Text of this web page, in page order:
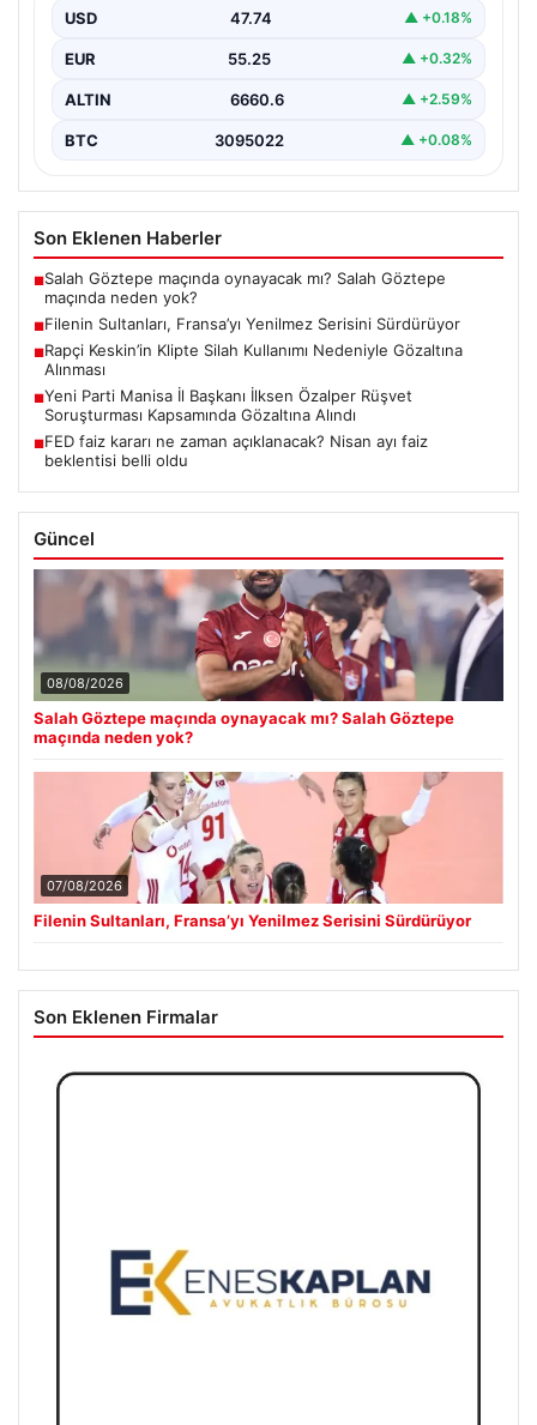
öncesinde yaptığı hazırlık maçlarında gösterdiği üstün
performansla…
USD 47.74 ▲ +0.18%
EUR 55.25 ▲ +0.32%
ALTIN 6660.6 ▲ +2.59%
BTC 3095022 ▲ +0.08%
Son Eklenen Haberler
■Salah Göztepe maçında oynayacak mı? Salah Göztepe
maçında neden yok?
■Filenin Sultanları, Fransa’yı Yenilmez Serisini Sürdürüyor
■Rapçi Keskin’in Klipte Silah Kullanımı Nedeniyle Gözaltına
Alınması
■Yeni Parti Manisa İl Başkanı İlksen Özalper Rüşvet
Soruşturması Kapsamında Gözaltına Alındı
■FED faiz kararı ne zaman açıklanacak? Nisan ayı faiz
beklentisi belli oldu
Güncel
08/08/2026
Salah Göztepe maçında oynayacak mı? Salah Göztepe
maçında neden yok?
07/08/2026
Filenin Sultanları, Fransa’yı Yenilmez Serisini Sürdürüyor
Son Eklenen Firmalar